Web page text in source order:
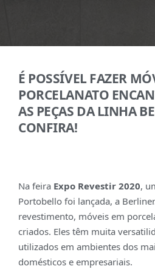
É POSSÍVEL FAZER
PORCELANATO
AS PEÇAS DA LINHA
CONFIRA!
Na feira Expo Revestir 2020,
Portobello foi lançada, a
revestimento, móveis em
criados. Eles têm muita
utilizados em ambientes dos
domésticos e empresariais.